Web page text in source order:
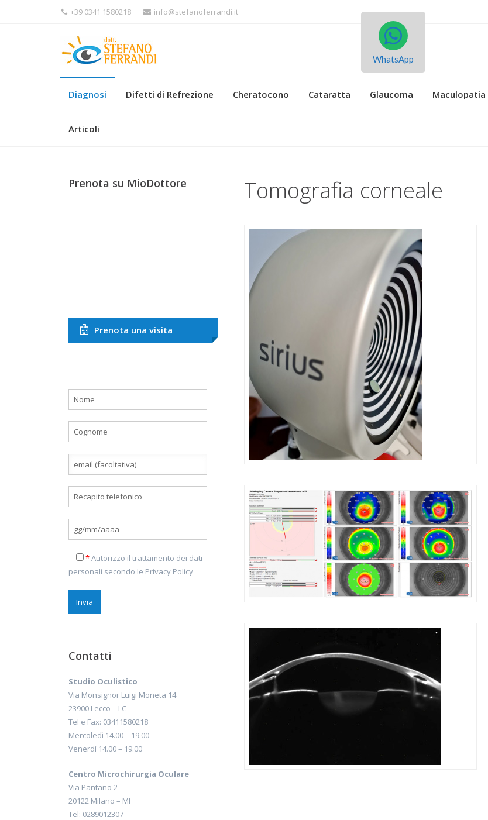
+39 0341 1580218 info@stefanoferrandi.it
Diagnosi Difetti di Refrezione Cheratocono Cataratta Glaucoma Maculopatia
Articoli
Prenota su MioDottore
Prenota una visita
*Autorizzo il trattamento dei dati
personali secondo le Privacy Policy
Contatti
Studio Oculistico
Via Monsignor Luigi Moneta 14
23900 Lecco – LC
Tel e Fax: 03411580218
Mercoledì 14.00 – 19.00
Venerdì 14.00 – 19.00
Centro Microchirurgia Oculare
Via Pantano 2
20122 Milano – MI
Tel: 0289012307
Tomografia corneale
WhatsApp